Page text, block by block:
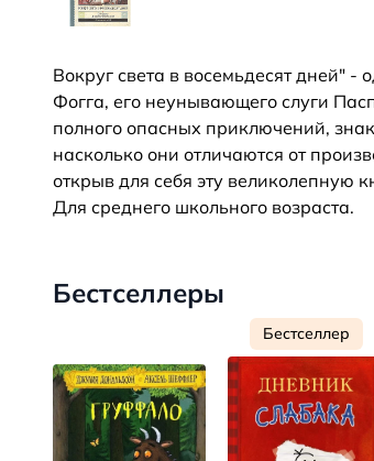
Вокруг света в восемьдесят дней"
Фогга, его неунывающего слуги
полного опасных приключений,
насколько они отличаются от
открыв для себя эту великолепную
Для среднего школьного возраста.
Бестселлеры
Бестселлер